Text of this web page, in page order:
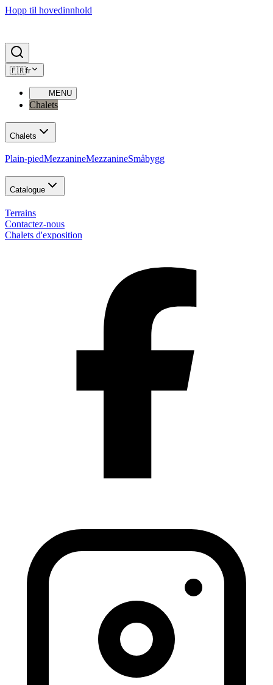
Hopp til hovedinnhold
🇫🇷fr
MENU
Chalets
Chalets
Plain-piedMezzanineMezzanineSmåbygg
Catalogue
Terrains
Contactez-nous
Chalets d'exposition